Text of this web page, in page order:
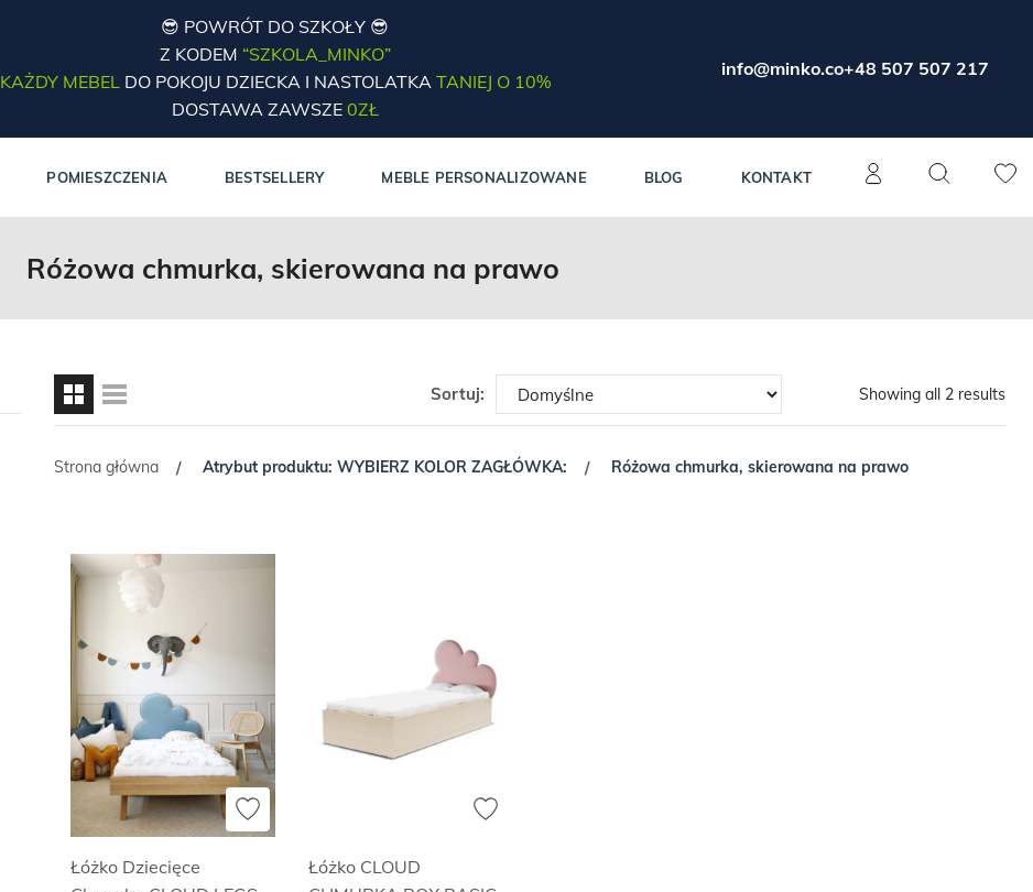
😎 POWRÓT DO SZKOŁY 😎
Z KODEM “SZKOLA_MINKO”
KAŻDY MEBELDO POKOJU DZIECKA I NASTOLATKATANIEJ O 10%
DOSTAWA ZAWSZE 0ZŁ
info@minko.co+48 507 507 217
POMIESZCZENIA BESTSELLERY MEBLE PERSONALIZOWANE BLOG KONTAKT
Różowa chmurka, skierowana na prawo
Sortuj: Showing all 2 results
Strona główna / Atrybut produktu: WYBIERZ KOLOR ZAGŁÓWKA: / Różowa chmurka, skierowana na prawo
Łóżko Dziecięce
Łóżko CLOUD